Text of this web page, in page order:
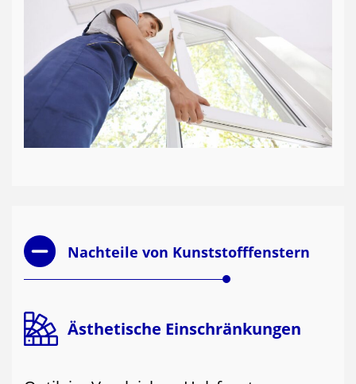
Nachteile von Kunststofffenstern
Ästhetische Einschränkungen